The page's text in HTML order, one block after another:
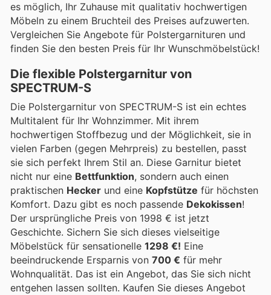
es möglich, Ihr Zuhause mit qualitativ hochwertigen
Möbeln zu einem Bruchteil des Preises aufzuwerten.
Vergleichen Sie Angebote für Polstergarnituren und
finden Sie den besten Preis für Ihr Wunschmöbelstück!
Die flexible Polstergarnitur von
SPECTRUM-S
Die Polstergarnitur von SPECTRUM-S ist ein echtes
Multitalent für Ihr Wohnzimmer. Mit ihrem
hochwertigen Stoffbezug und der Möglichkeit, sie in
vielen Farben (gegen Mehrpreis) zu bestellen, passt
sie sich perfekt Ihrem Stil an. Diese Garnitur bietet
nicht nur eine Bettfunktion, sondern auch einen
praktischen Hecker und eine Kopfstütze für höchsten
Komfort. Dazu gibt es noch passende Dekokissen!
Der ursprüngliche Preis von 1998 € ist jetzt
Geschichte. Sichern Sie sich dieses vielseitige
Möbelstück für sensationelle 1298 €! Eine
beeindruckende Ersparnis von 700 € für mehr
Wohnqualität. Das ist ein Angebot, das Sie sich nicht
entgehen lassen sollten. Kaufen Sie dieses Angebot